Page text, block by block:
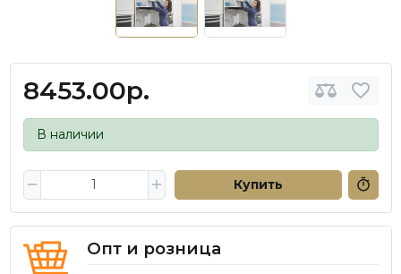
8453.00р.
В наличии
Купить
Опт и розница